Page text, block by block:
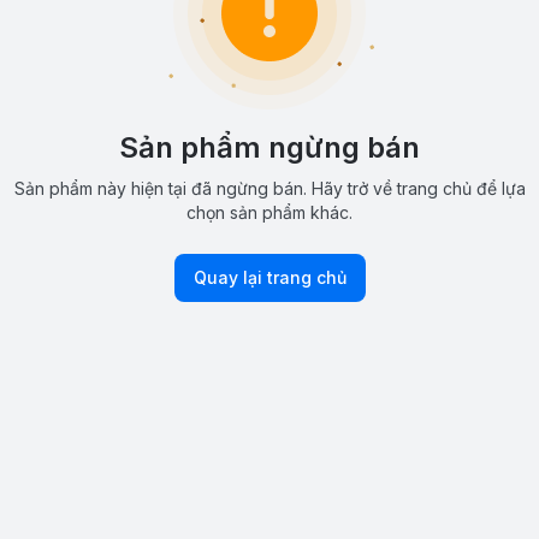
Sản phẩm ngừng bán
Sản phẩm này hiện tại đã ngừng bán. Hãy trở về trang chủ để lựa
chọn sản phẩm khác.
Quay lại trang chủ